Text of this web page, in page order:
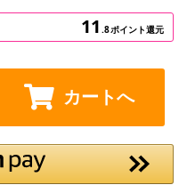
11 .8ポイント還元
カートへ